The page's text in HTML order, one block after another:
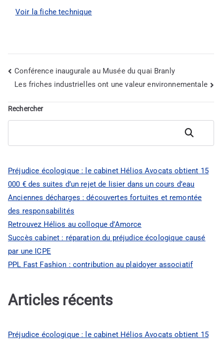
Voir la fiche technique
Navigation
de
l’article
Conférence inaugurale au Musée du quai Branly
Les friches industrielles ont une valeur environnementale
Rechercher
Rechercher
Préjudice écologique : le cabinet Hélios Avocats obtient 15
000 € des suites d’un rejet de lisier dans un cours d’eau
Anciennes décharges : découvertes fortuites et remontée
des responsabilités
Retrouvez Hélios au colloque d’Amorce
Succès cabinet : réparation du préjudice écologique causé
par une ICPE
PPL Fast Fashion : contribution au plaidoyer associatif
Articles récents
Préjudice écologique : le cabinet Hélios Avocats obtient 15